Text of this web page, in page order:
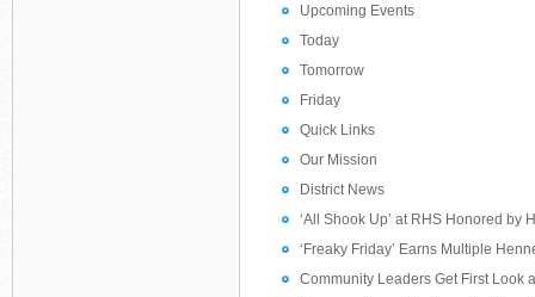
Upcoming Events
Today
Tomorrow
Friday
Quick Links
Our Mission
District News
‘All Shook Up’ at RHS Honored by
‘Freaky Friday’ Earns Multiple
Community Leaders Get First Look